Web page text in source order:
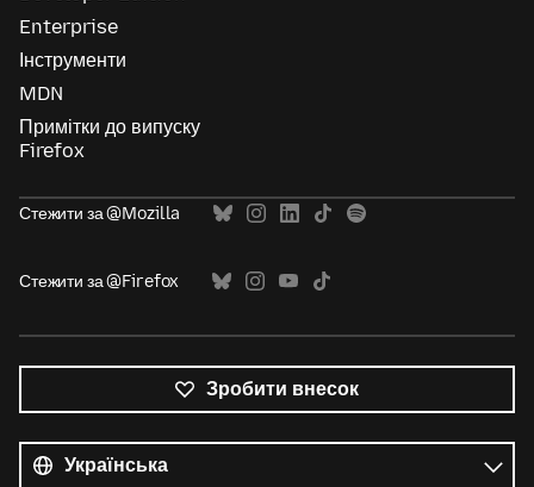
Enterprise
Інструменти
MDN
Примітки до випуску
Firefox
Стежити за @Mozilla
Стежити за @Firefox
Зробити внесок
мови
Мова